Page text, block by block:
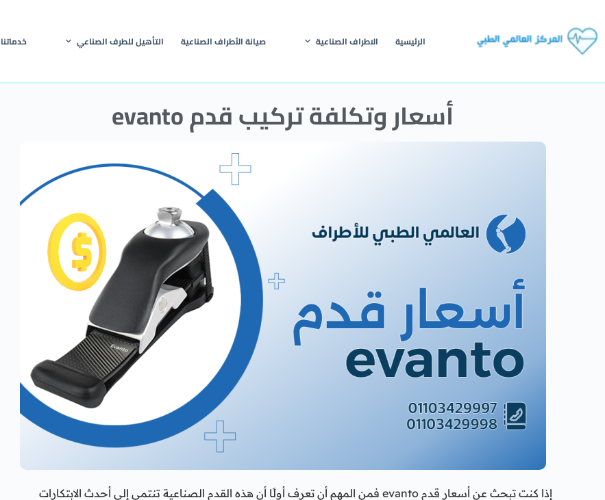
الرئيسية الاطراف الصناعية صيانة الأطراف الصناعية التأهيل للطرف الصناعي خدماتنا
أسعار وتكلفة تركيب قدم evanto
إذا كنت تبحث عن أسعار قدم evanto فمن المهم أن تعرف أولًا أن هذه القدم الصناعية تنتمي إلى أحدث الابتكارات